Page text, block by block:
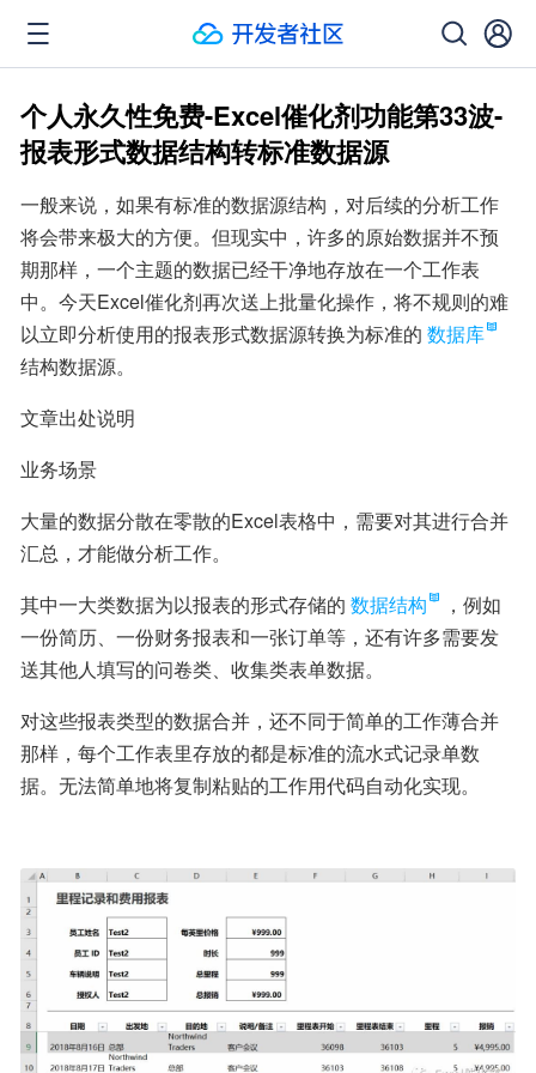
个人永久性免费-Excel催化剂功能第33波-
报表形式数据结构转标准数据源
一般来说，如果有标准的数据源结构，对后续的分析工作
将会带来极大的方便。但现实中，许多的原始数据并不预
期那样，一个主题的数据已经干净地存放在一个工作表
中。今天Excel催化剂再次送上批量化操作，将不规则的难
以立即分析使用的报表形式数据源转换为标准的 数据库
结构数据源。
文章出处说明
业务场景
大量的数据分散在零散的Excel表格中，需要对其进行合并
汇总，才能做分析工作。
其中一大类数据为以报表的形式存储的 数据结构
，例如
一份简历、一份财务报表和一张订单等，还有许多需要发
送其他人填写的问卷类、收集类表单数据。
对这些报表类型的数据合并，还不同于简单的工作薄合并
那样，每个工作表里存放的都是标准的流水式记录单数
据。无法简单地将复制粘贴的工作用代码自动化实现。